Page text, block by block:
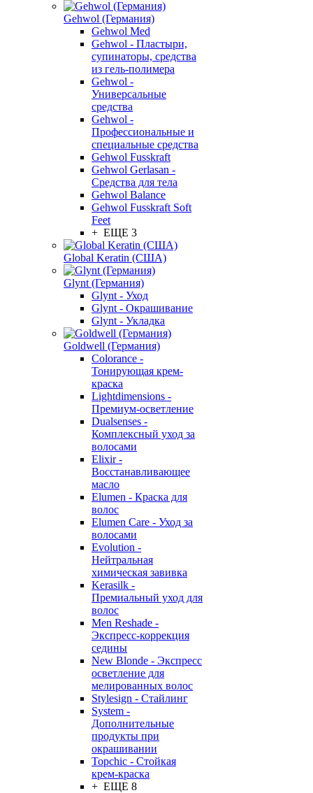
Gehwol (Германия)
Gehwol Med
Gehwol - Пластыри,
супинаторы, средства
из гель-полимера
Gehwol -
Универсальные
средства
Gehwol -
Профессиональные и
специальные средства
Gehwol Fusskraft
Gehwol Gerlasan -
Средства для тела
Gehwol Balance
Gehwol Fusskraft Soft
Feet
+ ЕЩЕ 3
Global Keratin (США)
Glynt (Германия)
Glynt - Уход
Glynt - Окрашивание
Glynt - Укладка
Goldwell (Германия)
Colorance -
Тонирующая крем-
краска
Lightdimensions -
Премиум-осветление
Dualsenses -
Комплексный уход за
волосами
Elixir -
Восстанавливающее
масло
Elumen - Краска для
волос
Elumen Care - Уход за
волосами
Evolution -
Нейтральная
химическая завивка
Kerasilk -
Премиальный уход для
волос
Men Reshade -
Экспресс-коррекция
седины
New Blonde - Экспресс
осветление для
мелированных волос
Stylesign - Стайлинг
System -
Дополнительные
продукты при
окрашивании
Topchic - Стойкая
крем-краска
+ ЕЩЕ 8